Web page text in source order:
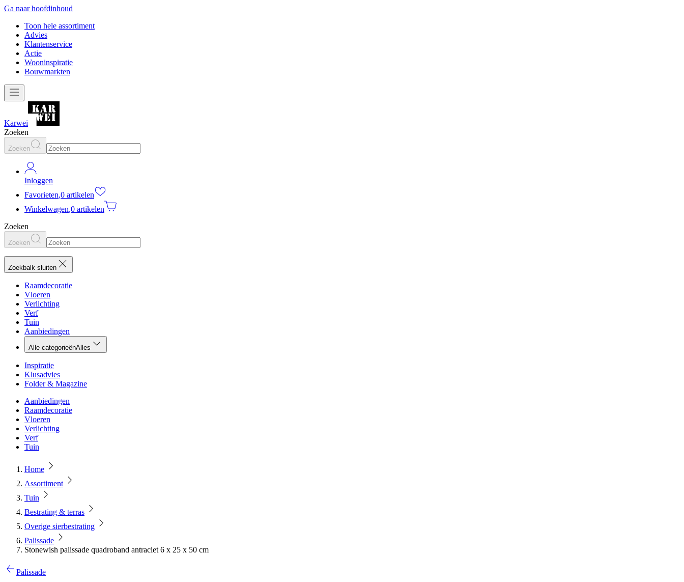
Ga naar hoofdinhoud
Toon hele assortiment
Advies
Klantenservice
Actie
Wooninspiratie
Bouwmarkten
Karwei
Zoeken
Zoeken
Inloggen
Favorieten,0 artikelen
Winkelwagen,0 artikelen
Zoeken
Zoeken
Zoekbalk sluiten
Raamdecoratie
Vloeren
Verlichting
Verf
Tuin
Aanbiedingen
Alle categorieënAlles
Inspiratie
Klusadvies
Folder & Magazine
Aanbiedingen
Raamdecoratie
Vloeren
Verlichting
Verf
Tuin
Home
Assortiment
Tuin
Bestrating & terras
Overige sierbestrating
Palissade
Stonewish palissade quadroband antraciet 6 x 25 x 50 cm
Palissade